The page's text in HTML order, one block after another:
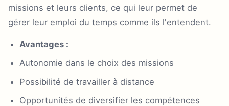
missions et leurs clients, ce qui leur permet de
gérer leur emploi du temps comme ils l'entendent.
Avantages :
Autonomie dans le choix des missions
Possibilité de travailler à distance
Opportunités de diversifier les compétences